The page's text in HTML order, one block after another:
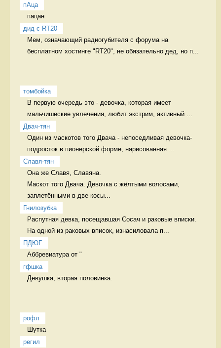
пАца
пацан
дид с RT20
Мем, означающий радиогубителя с форума на
бесплатном хостинге "RT20", не обязательно дед, но п...
томбойка
В первую очередь это - девочка, которая имеет
мальчишеские увлечения, любит экстрим, активный ...
Двач-тян
Один из маскотов того Двача - непоседливая девочка-
подросток в пионерской форме, нарисованная ...
Славя-тян
Она же Славя, Славяна.
Маскот того Двача. Девочка с жёлтыми волосами,
заплетёнными в две косы...
Гнилозубка
Распутная девка, посещавшая Сосач и раковые вписки.
На одной из раковых вписок, изнасиловала п...
ПДЮГ
Аббревиатура от "
гфшка
Девушка, вторая половинка.
рофл
Шутка
регил